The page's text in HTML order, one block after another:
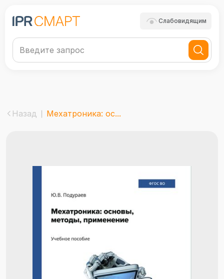
Слабовидящим
Назад Мехатроника: ос...